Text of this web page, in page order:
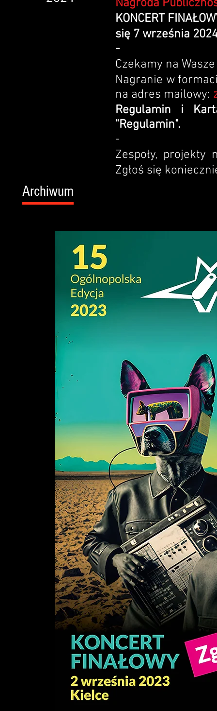
Nagroda
KONCERT
się 7 września
-
Czekamy na
Nagranie w
na adres mailowy:
Regulamin i
"Regulamin".
-
Zespoły, projekty
Zgłoś się
Archiwum